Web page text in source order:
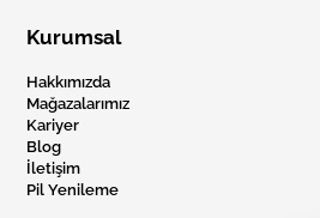
Kurumsal
Hakkımızda
Mağazalarımız
Kariyer
Blog
İletişim
Pil Yenileme